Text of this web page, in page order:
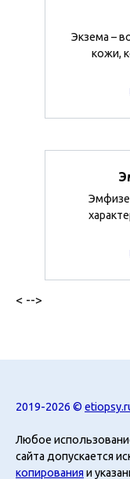
Экзема –
кожи,
< -->
2019-2026 ©
Любое
сайта допускается
копирования и